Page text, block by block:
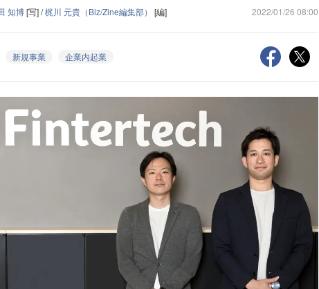
知博[写] /梶川 元貴（Biz/Zine編集部） [編] 2022/01/26 08:00
新規事業 企業内起業